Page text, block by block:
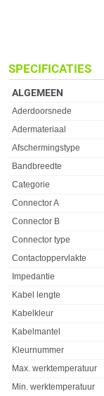
SPECIFICATIES
ALGEMEEN
Eigenschap Waarde
Aderdoorsnede
Adermateriaal
Afschermingstype
Bandbreedte
Categorie
Connector A
Connector B
Connector type
Contactoppervlakte
Impedantie
Kabel lengte
Kabelkleur
Kabelmantel
Kleurnummer
Max. werktemperatuur
Min. werktemperatuur